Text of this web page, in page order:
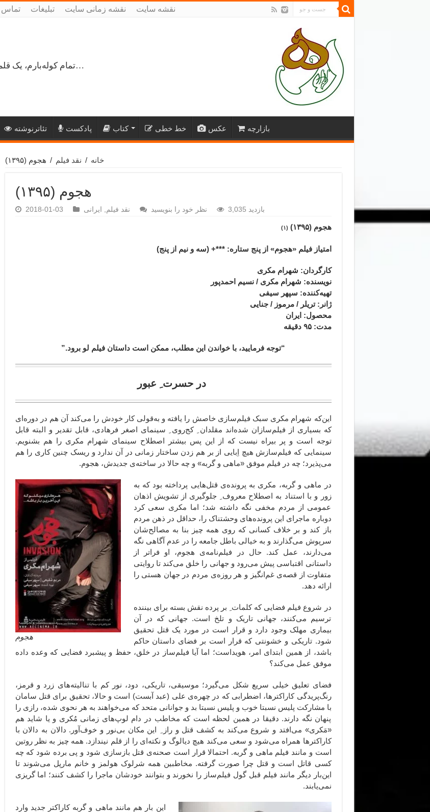
تماس تبلیغات نقشه زمانی سایت نقشه سایت
تمام کوله‌بارم، یک قلم و چند ورق کاغذ، می‌گذرم از هزار و یک راه نرفته…
تئاترنوشته پادکست کتاب خط خطی عکس بازارچه
خانه / نقد فیلم / هجوم (۱۳۹۵)
هجوم (۱۳۹۵)
2018-01-03 نقد فیلم ایرانی نظر خود را بنویسید 3,035 بازدید
هجوم (۱۳۹۵) (۱)
امتیاز فیلم «هجوم» از پنج ستاره: ***+ (سه و نیم از پنج)
کارگردان: شهرام مکری
نویسنده: شهرام مکری / نسیم احمدپور
تهیه‌کننده: سپهر سیفی
ژانر : تریلر / مرموز / جنایی
محصول: ایران
مدت: ۹۵ دقیقه
“توجه فرمایید،‌ با خواندن این مطلب، ممکن است داستان فیلم لو برود.”
این‌که شهرام مکری سبک فیلم‌سازی خاصش را یافته و به‌قولی کار خودش را می‌کند آن هم در دوره‌ای
که بسیاری از فیلم‌سازان شده‌اند مقلدان ِ کج‌روی ِ سینمای اصغر فرهادی، قابل تقدیر و البته قابل
توجه است و پر بیراه نیست که از این پس بیشتر اصطلاح سینمای شهرام مکری را هم بشنویم.
سینمایی که فیلم‌سازش هیچ اِبایی از بر هم زدن ساختار زمانی در آن ندارد و ریسک چنین کاری را هم
می‌پذیرد؛ چه در فیلم موفق «ماهی و گربه» و چه حالا در ساخته‌ی جدیدش، هجوم.
هجوم
در ماهی و گربه، مکری به پرونده‌ی قتل‌هایی پرداخته بود که به
زور و با استناد به اصطلاح معروف ِ جلوگیری از تشویش اذهان
عمومی از مردم مخفی نگه داشته شد؛ اما مکری سعی کرد
دوباره ماجرای این پرونده‌های وحشتناک را، حداقل در ذهن مردم
باز کند و بر خلاف کسانی که روی همه چیز بنا به مصالح‌شان
سرپوش می‌گذارند و به خیالی باطل جامعه را در عدم آگاهی نگه
می‌دارند، عمل کند. حال در فیلم‌نامه‌ی هجوم، او فراتر از
داستانی اقتباسی پیش می‌رود و جهانی را خلق می‌کند تا روایتی
متفاوت از قصه‌ی غم‌انگیز و هر روزه‌ی مردم در جهان هستی را
ارائه دهد.
در شروع فیلم فضایی که کلمات ِ بر پرده نقش بسته برای بیننده
ترسیم می‌کنند، جهانی تاریک و تلخ است. جهانی که در آن
بیماری مهلک وجود دارد و قرار است در مورد یک قتل تحقیق
شود. تاریکی و خشونتی که قرار است بر فضای داستان حاکم
باشد، از همین ابتدای امر، هویداست؛ اما آیا فیلم‌ساز در خلق، حفظ و پیشبرد فضایی که وعده داده
موفق عمل می‌کند؟
فضای تعلیق خیلی سریع شکل می‌گیرد؛ موسیقی، تاریکی، دود، نور کم با تنالیته‌های زرد و قرمز،
رنگ‌پریدگی کاراکترها، اضطرابی که در چهره‌ی علی (عبد آبست) است و حالا، تحقیق برای قتل سامان
با مشارکت پلیس نسبتا خوب و پلیس نسبتا بد و جوانانی متحد که می‌خواهند به هر نحوی شده، رازی را
پنهان نگه دارند. دقیقا در همین لحظه است که مخاطب در دام لوپ‌های زمانی مُکری و یا شاید هم
«مَکری» می‌افتد و شروع می‌کند به کشف قتل و راز ِ این مکان بی‌نور و خوف‌آور. دالان به دالان با
کاراکترها همراه می‌شود و سعی می‌کند هیچ دیالوگ و نکته‌ای را از قلم نیندازد. همه چیز به نظر روتین
است و مانند فیلم ماهی و گربه. احتمالا قرار است صحنه‌ی قتل بازسازی شود و پی برده شود که چه
کسی قاتل است و قتل چرا صورت گرفته. مخاطبین همه شرلوک هولمز و خانم مارپل می‌شوند تا
این‌بار دیگر مانند فیلم قبل گول فیلم‌ساز را نخورند و بتوانند خودشان ماجرا را کشف کنند؛ اما گریزی
نمی‌یابند.
این بار هم مانند ماهی و گربه کاراکتر جدید وارد